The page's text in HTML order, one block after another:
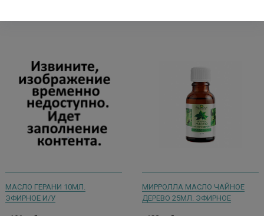
МАСЛО ГЕРАНИ 10МЛ.
ЭФИРНОЕ И/У
МИРРОЛЛА МАСЛО ЧАЙНОЕ
ДЕРЕВО 25МЛ. ЭФИРНОЕ